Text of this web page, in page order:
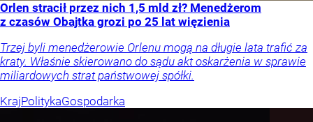
Orlen stracił przez nich 1,5 mld zł? Menedżerom
z czasów Obajtka grozi po 25 lat więzienia
Trzej byli menedżerowie Orlenu mogą na długie lata trafić za
kraty. Właśnie skierowano do sądu akt oskarżenia w sprawie
miliardowych strat państwowej spółki.
KrajPolitykaGospodarka